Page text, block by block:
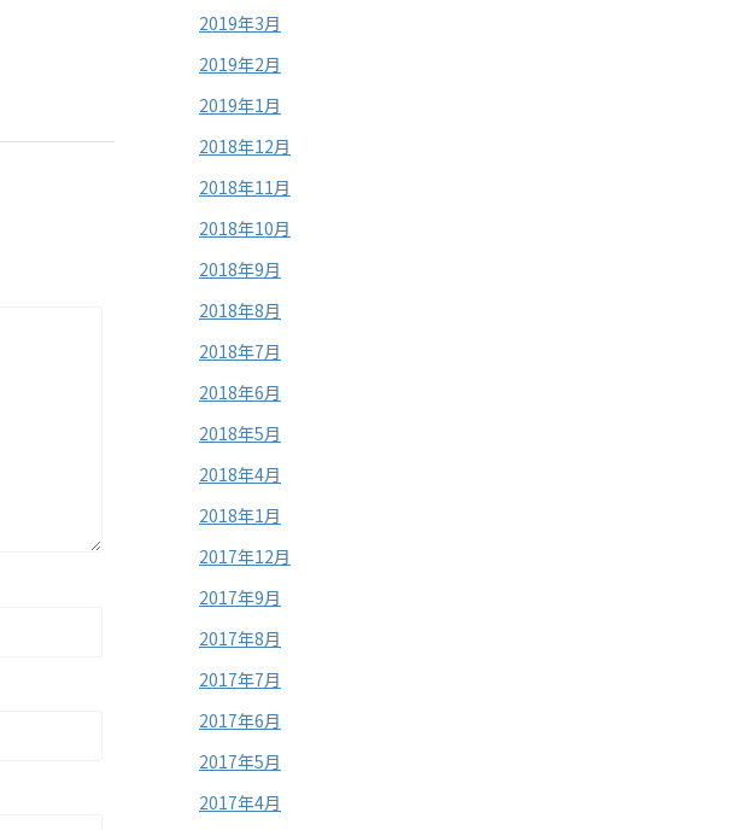
2019年3月
2019年2月
2019年1月
2018年12月
2018年11月
2018年10月
2018年9月
2018年8月
2018年7月
2018年6月
2018年5月
2018年4月
2018年1月
2017年12月
2017年9月
2017年8月
2017年7月
2017年6月
2017年5月
2017年4月